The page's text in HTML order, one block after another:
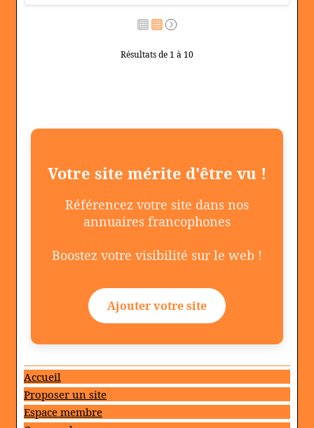
Résultats de 1 à 10
Votre site mérite d'être vu !
Référencez votre site dans nos
annuaires francophones
Boostez votre visibilité sur le web !
Ajouter votre site
Accueil
Proposer un site
Espace membre